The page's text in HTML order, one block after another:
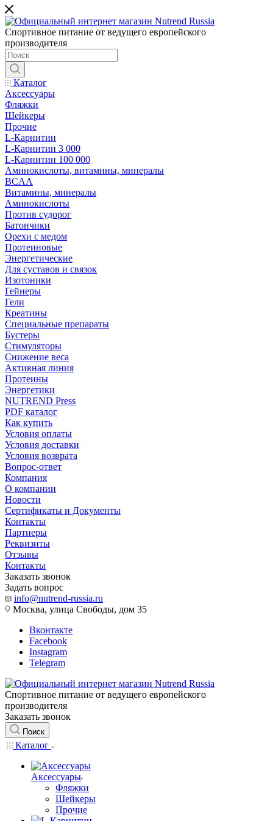
Спортивное питание от ведущего европейского
производителя
Каталог
Аксессуары
Фляжки
Шейкеры
Прочие
L-Карнитин
L-Карнитин 3 000
L-Карнитин 100 000
Аминокислоты, витамины, минералы
BCAA
Витамины, минералы
Аминокислоты
Против судорог
Батончики
Орехи с медом
Протеиновые
Энергетические
Для суставов и связок
Изотоники
Гейнеры
Гели
Креатины
Специальные препараты
Бустеры
Стимуляторы
Снижение веса
Активная линия
Протеины
Энергетики
NUTREND Press
PDF каталог
Как купить
Условия оплаты
Условия доставки
Условия возврата
Вопрос-ответ
Компания
О компании
Новости
Сертификаты и Документы
Контакты
Партнеры
Реквизиты
Отзывы
Контакты
Заказать звонок
Задать вопрос
info@nutrend-russia.ru
Москва, улица Свободы, дом 35
Вконтакте
Facebook
Instagram
Telegram
Спортивное питание от ведущего европейского
производителя
Заказать звонок
Поиск
Каталог
Аксессуары
Фляжки
Шейкеры
Прочие